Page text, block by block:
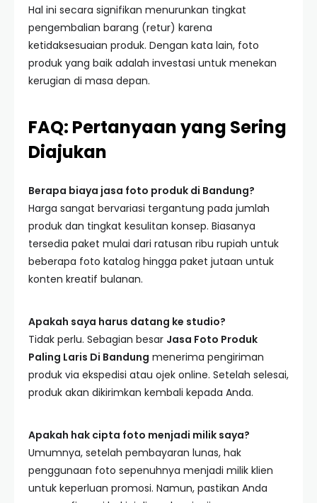
Hal ini secara signifikan menurunkan tingkat
pengembalian barang (retur) karena
ketidaksesuaian produk. Dengan kata lain, foto
produk yang baik adalah investasi untuk menekan
kerugian di masa depan.
FAQ: Pertanyaan yang Sering
Diajukan
Berapa biaya jasa foto produk di Bandung?
Harga sangat bervariasi tergantung pada jumlah
produk dan tingkat kesulitan konsep. Biasanya
tersedia paket mulai dari ratusan ribu rupiah untuk
beberapa foto katalog hingga paket jutaan untuk
konten kreatif bulanan.
Apakah saya harus datang ke studio?
Tidak perlu. Sebagian besar Jasa Foto Produk
Paling Laris Di Bandung menerima pengiriman
produk via ekspedisi atau ojek online. Setelah selesai,
produk akan dikirimkan kembali kepada Anda.
Apakah hak cipta foto menjadi milik saya?
Umumnya, setelah pembayaran lunas, hak
penggunaan foto sepenuhnya menjadi milik klien
untuk keperluan promosi. Namun, pastikan Anda